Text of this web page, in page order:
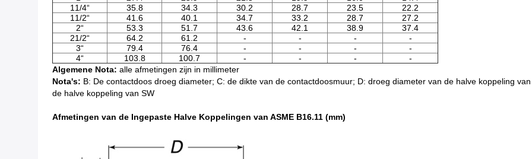
11/4“
35.8 34.3 30.2 28.7 23.5
22.2
11/2“
41.6 40.1 34.7 33.2 28.7
27.2
2“
53.3 51.7 43.6 42.1 38.9
37.4
21/2“
64.2 61.2 - - -
-
3“
79.4 76.4 - - -
-
4“
103.8 100.7 - - -
-
Algemene Nota: alle afmetingen zijn in millimeter
Nota's: B: De contactdoos droeg diameter; C: de dikte van de contactdoosmuur; D: droeg diameter van de halve koppeling
de halve koppeling van SW
Afmetingen van de Ingepaste Halve Koppelingen van ASME B16.11 (mm)